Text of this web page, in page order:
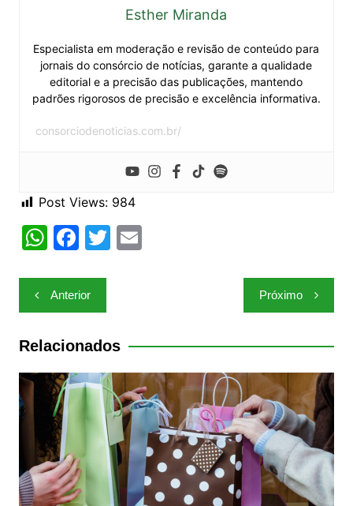
Esther Miranda
Especialista em moderação e revisão de conteúdo para
jornais do consórcio de notícias, garante a qualidade
editorial e a precisão das publicações, mantendo
padrões rigorosos de precisão e excelência informativa.
consorciodenoticias.com.br/
Post Views: 984
W
at
s
A
p
F
c
e
b
o
k
T E
Navegação
de
Post
Anterior Próximo
Relacionados